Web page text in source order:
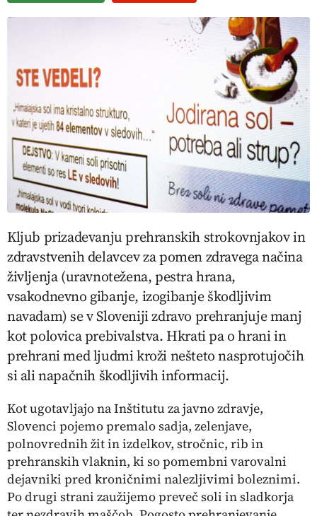
Kljub prizadevanju prehranskih strokovnjakov in
zdravstvenih delavcev za pomen zdravega načina
življenja (uravnotežena, pestra hrana,
vsakodnevno gibanje, izogibanje škodljivim
navadam) se v Sloveniji zdravo prehranjuje manj
kot polovica prebivalstva. Hkrati pa o hrani in
prehrani med ljudmi kroži nešteto nasprotujočih
si ali napačnih škodljivih informacij.
Kot ugotavljajo na Inštitutu za javno zdravje,
Slovenci pojemo premalo sadja, zelenjave,
polnovrednih žit in izdelkov, stročnic, rib in
prehranskih vlaknin, ki so pomembni varovalni
dejavniki pred kroničnimi nalezljivimi boleznimi.
Po drugi strani zaužijemo preveč soli in sladkorja